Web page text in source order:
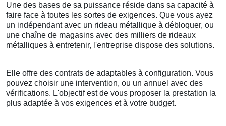
Une des bases de sa puissance réside dans sa capacité à
faire face à toutes les sortes de exigences. Que vous ayez
un indépendant avec un rideau métallique à débloquer, ou
une chaîne de magasins avec des milliers de rideaux
métalliques à entretenir, l'entreprise dispose des solutions.
Elle offre des contrats de adaptables à configuration. Vous
pouvez choisir une intervention, ou un annuel avec des
vérifications. L'objectif est de vous proposer la prestation la
plus adaptée à vos exigences et à votre budget.